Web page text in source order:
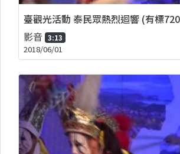
臺觀光活動 泰民眾熱烈迴響 (有標
影音 3:13
2018/06/01